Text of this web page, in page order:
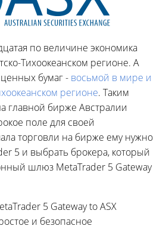
по величине экономика
Тихоокеанском регионе. А
бумаг - восьмой в мире и
регионе. Таким
главной бирже Австралии
поле для своей
торговли на бирже ему нужно
5 и выбрать брокера, который
шлюз MetaTrader 5 Gateway
5 Gateway to ASX
и безопасное